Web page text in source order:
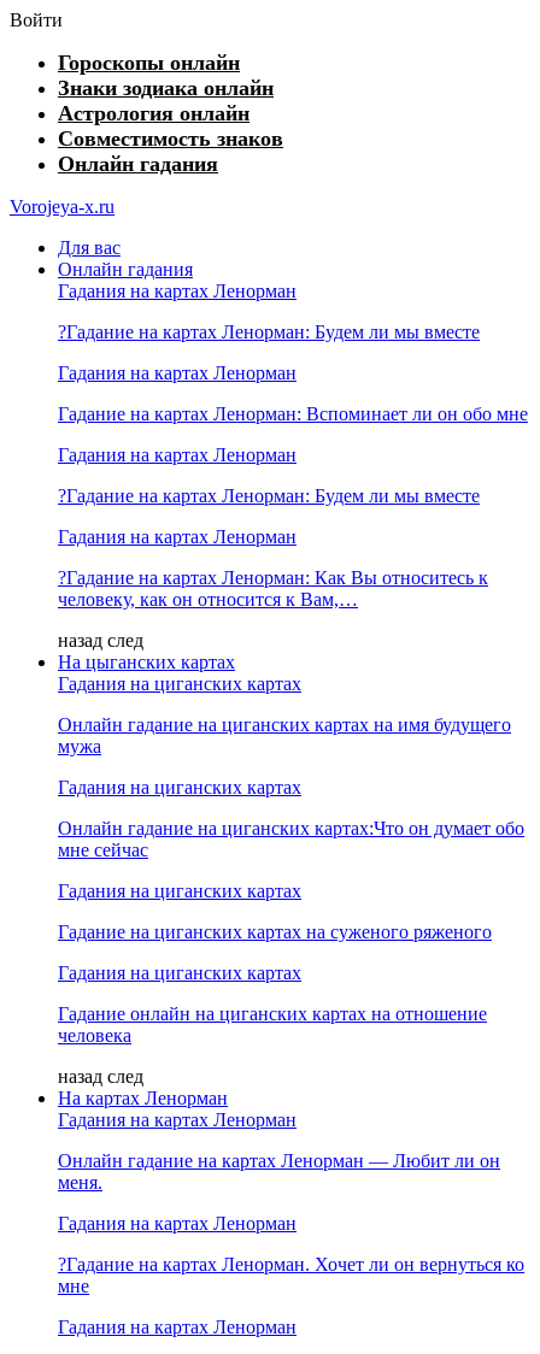
Войти
Гороскопы онлайн
Знаки зодиака онлайн
Астрология онлайн
Совместимость знаков
Онлайн гадания
Vorojeya-x.ru
Для вас
Онлайн гадания
Гадания на картах Ленорман
?Гадание на картах Ленорман: Будем ли мы вместе
Гадания на картах Ленорман
Гадание на картах Ленорман: Вспоминает ли он обо мне
Гадания на картах Ленорман
?Гадание на картах Ленорман: Будем ли мы вместе
Гадания на картах Ленорман
?Гадание на картах Ленорман: Как Вы относитесь к
человеку, как он относится к Вам,…
назад след
На цыганских картах
Гадания на циганских картах
Онлайн гадание на циганских картах на имя будущего
мужа
Гадания на циганских картах
Онлайн гадание на циганских картах:Что он думает обо
мне сейчас
Гадания на циганских картах
Гадание на циганских картах на суженого ряженого
Гадания на циганских картах
Гадание онлайн на циганских картах на отношение
человека
назад след
На картах Ленорман
Гадания на картах Ленорман
Онлайн гадание на картах Ленорман — Любит ли он
меня.
Гадания на картах Ленорман
?Гадание на картах Ленорман. Хочет ли он вернуться ко
мне
Гадания на картах Ленорман